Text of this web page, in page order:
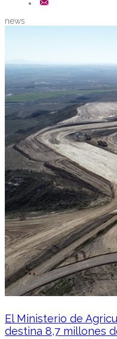
news
El Ministerio de
destina 8,7 millones